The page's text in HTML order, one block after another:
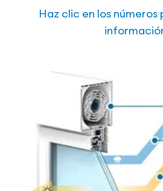
Haz clic en los